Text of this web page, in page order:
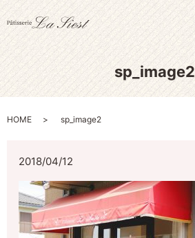
sp_image2
HOME sp_image2
2018/04/12